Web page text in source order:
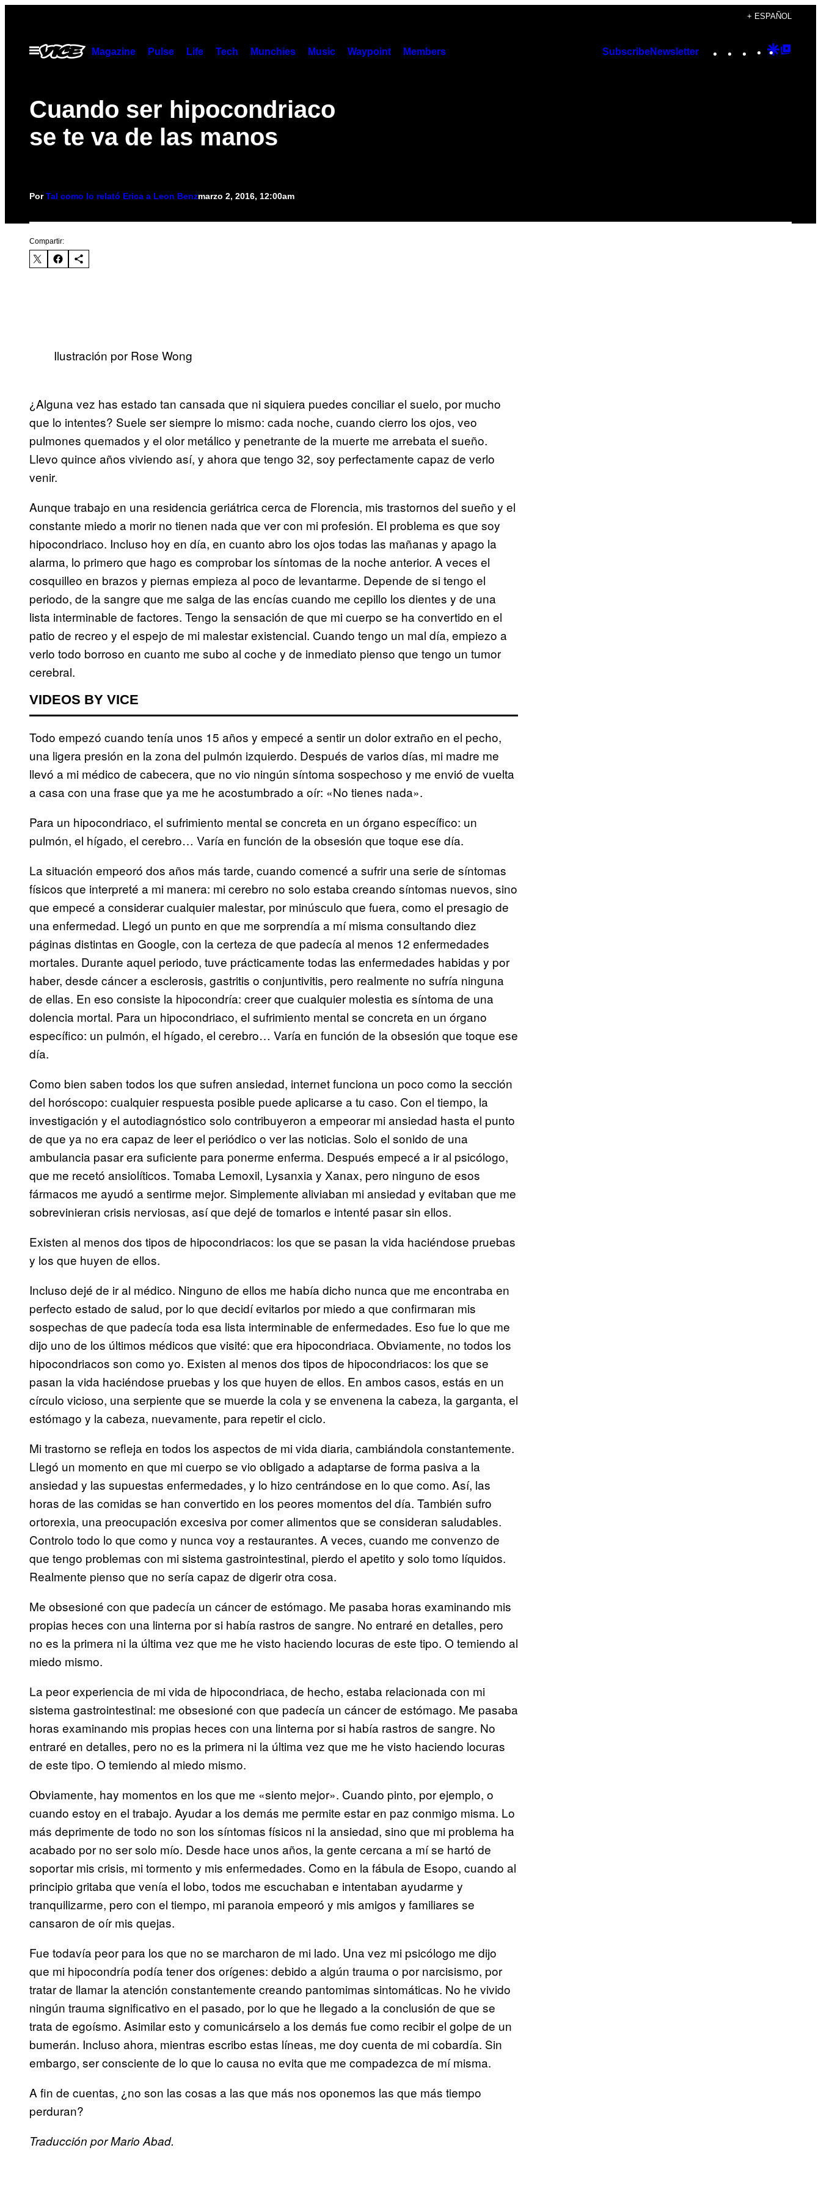
contenido
+ ESPAÑOL
Abrir
Menú
Magazine Pulse Life Tech Munchies Music Waypoint Members SubscribeNewsletter Instagram
TikTok
YouTube
Google
Cuando ser hipocondriaco
se te va de las manos
PorTal como lo relató Erica a Leon Benzmarzo 2, 2016, 12:00am
Compartir:
Ilustración por Rose Wong
¿Alguna vez has estado tan cansada que ni siquiera puedes conciliar el suelo, por mucho
que lo intentes? Suele ser siempre lo mismo: cada noche, cuando cierro los ojos, veo
pulmones quemados y el olor metálico y penetrante de la muerte me arrebata el sueño.
Llevo quince años viviendo así, y ahora que tengo 32, soy perfectamente capaz de verlo
venir.
Aunque trabajo en una residencia geriátrica cerca de Florencia, mis trastornos del sueño y el
constante miedo a morir no tienen nada que ver con mi profesión. El problema es que soy
hipocondriaco. Incluso hoy en día, en cuanto abro los ojos todas las mañanas y apago la
alarma, lo primero que hago es comprobar los síntomas de la noche anterior. A veces el
cosquilleo en brazos y piernas empieza al poco de levantarme. Depende de si tengo el
periodo, de la sangre que me salga de las encías cuando me cepillo los dientes y de una
lista interminable de factores. Tengo la sensación de que mi cuerpo se ha convertido en el
patio de recreo y el espejo de mi malestar existencial. Cuando tengo un mal día, empiezo a
verlo todo borroso en cuanto me subo al coche y de inmediato pienso que tengo un tumor
cerebral.
VIDEOS BY VICE
Todo empezó cuando tenía unos 15 años y empecé a sentir un dolor extraño en el pecho,
una ligera presión en la zona del pulmón izquierdo. Después de varios días, mi madre me
llevó a mi médico de cabecera, que no vio ningún síntoma sospechoso y me envió de vuelta
a casa con una frase que ya me he acostumbrado a oír: «No tienes nada».
Para un hipocondriaco, el sufrimiento mental se concreta en un órgano específico: un
pulmón, el hígado, el cerebro… Varía en función de la obsesión que toque ese día.
La situación empeoró dos años más tarde, cuando comencé a sufrir una serie de síntomas
físicos que interpreté a mi manera: mi cerebro no solo estaba creando síntomas nuevos, sino
que empecé a considerar cualquier malestar, por minúsculo que fuera, como el presagio de
una enfermedad. Llegó un punto en que me sorprendía a mí misma consultando diez
páginas distintas en Google, con la certeza de que padecía al menos 12 enfermedades
mortales. Durante aquel periodo, tuve prácticamente todas las enfermedades habidas y por
haber, desde cáncer a esclerosis, gastritis o conjuntivitis, pero realmente no sufría ninguna
de ellas. En eso consiste la hipocondría: creer que cualquier molestia es síntoma de una
dolencia mortal. Para un hipocondriaco, el sufrimiento mental se concreta en un órgano
específico: un pulmón, el hígado, el cerebro… Varía en función de la obsesión que toque ese
día.
Como bien saben todos los que sufren ansiedad, internet funciona un poco como la sección
del horóscopo: cualquier respuesta posible puede aplicarse a tu caso. Con el tiempo, la
investigación y el autodiagnóstico solo contribuyeron a empeorar mi ansiedad hasta el punto
de que ya no era capaz de leer el periódico o ver las noticias. Solo el sonido de una
ambulancia pasar era suficiente para ponerme enferma. Después empecé a ir al psicólogo,
que me recetó ansiolíticos. Tomaba Lemoxil, Lysanxia y Xanax, pero ninguno de esos
fármacos me ayudó a sentirme mejor. Simplemente aliviaban mi ansiedad y evitaban que me
sobrevinieran crisis nerviosas, así que dejé de tomarlos e intenté pasar sin ellos.
Existen al menos dos tipos de hipocondriacos: los que se pasan la vida haciéndose pruebas
y los que huyen de ellos.
Incluso dejé de ir al médico. Ninguno de ellos me había dicho nunca que me encontraba en
perfecto estado de salud, por lo que decidí evitarlos por miedo a que confirmaran mis
sospechas de que padecía toda esa lista interminable de enfermedades. Eso fue lo que me
dijo uno de los últimos médicos que visité: que era hipocondriaca. Obviamente, no todos los
hipocondriacos son como yo. Existen al menos dos tipos de hipocondriacos: los que se
pasan la vida haciéndose pruebas y los que huyen de ellos. En ambos casos, estás en un
círculo vicioso, una serpiente que se muerde la cola y se envenena la cabeza, la garganta, el
estómago y la cabeza, nuevamente, para repetir el ciclo.
Mi trastorno se refleja en todos los aspectos de mi vida diaria, cambiándola constantemente.
Llegó un momento en que mi cuerpo se vio obligado a adaptarse de forma pasiva a la
ansiedad y las supuestas enfermedades, y lo hizo centrándose en lo que como. Así, las
horas de las comidas se han convertido en los peores momentos del día. También sufro
ortorexia, una preocupación excesiva por comer alimentos que se consideran saludables.
Controlo todo lo que como y nunca voy a restaurantes. A veces, cuando me convenzo de
que tengo problemas con mi sistema gastrointestinal, pierdo el apetito y solo tomo líquidos.
Realmente pienso que no sería capaz de digerir otra cosa.
Me obsesioné con que padecía un cáncer de estómago. Me pasaba horas examinando mis
propias heces con una linterna por si había rastros de sangre. No entraré en detalles, pero
no es la primera ni la última vez que me he visto haciendo locuras de este tipo. O temiendo al
miedo mismo.
La peor experiencia de mi vida de hipocondriaca, de hecho, estaba relacionada con mi
sistema gastrointestinal: me obsesioné con que padecía un cáncer de estómago. Me pasaba
horas examinando mis propias heces con una linterna por si había rastros de sangre. No
entraré en detalles, pero no es la primera ni la última vez que me he visto haciendo locuras
de este tipo. O temiendo al miedo mismo.
Obviamente, hay momentos en los que me «siento mejor». Cuando pinto, por ejemplo, o
cuando estoy en el trabajo. Ayudar a los demás me permite estar en paz conmigo misma. Lo
más deprimente de todo no son los síntomas físicos ni la ansiedad, sino que mi problema ha
acabado por no ser solo mío. Desde hace unos años, la gente cercana a mí se hartó de
soportar mis crisis, mi tormento y mis enfermedades. Como en la fábula de Esopo, cuando al
principio gritaba que venía el lobo, todos me escuchaban e intentaban ayudarme y
tranquilizarme, pero con el tiempo, mi paranoia empeoró y mis amigos y familiares se
cansaron de oír mis quejas.
Fue todavía peor para los que no se marcharon de mi lado. Una vez mi psicólogo me dijo
que mi hipocondría podía tener dos orígenes: debido a algún trauma o por narcisismo, por
tratar de llamar la atención constantemente creando pantomimas sintomáticas. No he vivido
ningún trauma significativo en el pasado, por lo que he llegado a la conclusión de que se
trata de egoísmo. Asimilar esto y comunicárselo a los demás fue como recibir el golpe de un
bumerán. Incluso ahora, mientras escribo estas líneas, me doy cuenta de mi cobardía. Sin
embargo, ser consciente de lo que lo causa no evita que me compadezca de mí misma.
A fin de cuentas, ¿no son las cosas a las que más nos oponemos las que más tiempo
perduran?
Traducción por Mario Abad.